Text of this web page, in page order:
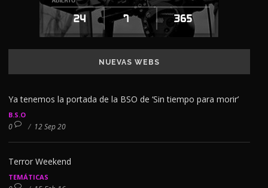
NUEVAS WEBS
Ya tenemos la portada de la BSO de ‘Sin tiempo para morir’
B.S.O
0 / 12 Sep 20
Terror Weekend
TEMÁTICAS